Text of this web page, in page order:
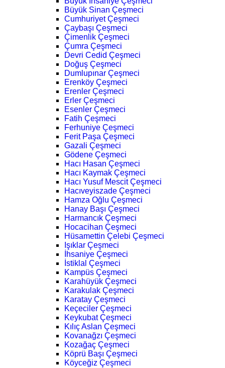
Büyük Sinan Çeşmeci
Cumhuriyet Çeşmeci
Çaybaşı Çeşmeci
Çimenlik Çeşmeci
Çumra Çeşmeci
Devri Cedid Çeşmeci
Doğuş Çeşmeci
Dumlupınar Çeşmeci
Erenköy Çeşmeci
Erenler Çeşmeci
Erler Çeşmeci
Esenler Çeşmeci
Fatih Çeşmeci
Ferhuniye Çeşmeci
Ferit Paşa Çeşmeci
Gazali Çeşmeci
Gödene Çeşmeci
Hacı Hasan Çeşmeci
Hacı Kaymak Çeşmeci
Hacı Yusuf Mescit Çeşmeci
Hacıveyiszade Çeşmeci
Hamza Oğlu Çeşmeci
Hanay Başı Çeşmeci
Harmancık Çeşmeci
Hocacihan Çeşmeci
Hüsamettin Çelebi Çeşmeci
Işıklar Çeşmeci
İhsaniye Çeşmeci
İstiklal Çeşmeci
Kampüs Çeşmeci
Karahüyük Çeşmeci
Karakulak Çeşmeci
Karatay Çeşmeci
Keçeciler Çeşmeci
Keykubat Çeşmeci
Kılıç Aslan Çeşmeci
Kovanağzı Çeşmeci
Kozağaç Çeşmeci
Köprü Başı Çeşmeci
Köyceğiz Çeşmeci